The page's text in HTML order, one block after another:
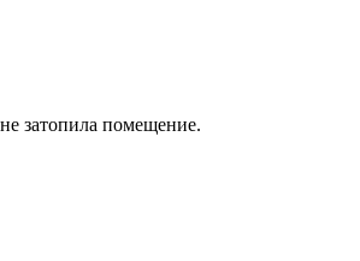
затопила помещение.